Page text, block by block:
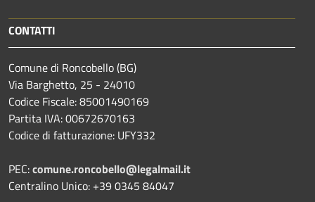
CONTATTI
Comune di Roncobello (BG)
Via Barghetto, 25 - 24010
Codice Fiscale: 85001490169
Partita IVA: 00672670163
Codice di fatturazione: UFY332
PEC:comune.roncobello@legalmail.it
Centralino Unico: +39 0345 84047